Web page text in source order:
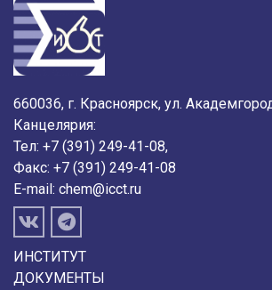
660036, г. Красноярск, ул.
Канцелярия:
Тел: +7 (391) 249-41-08,
Факс: +7 (391) 249-41-08
E-mail: chem@icct.ru
ИНСТИТУТ
ДОКУМЕНТЫ